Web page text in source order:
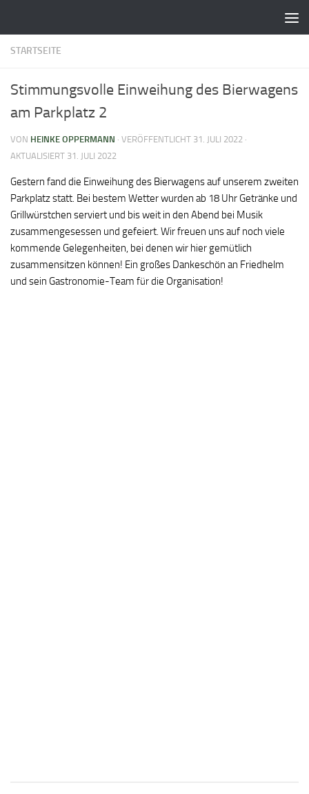
STARTSEITE
Stimmungsvolle Einweihung des Bierwagens
am Parkplatz 2
VON HEINKE OPPERMANN · VERÖFFENTLICHT 31. JULI 2022 ·
AKTUALISIERT 31. JULI 2022
Gestern fand die Einweihung des Bierwagens auf unserem zweiten
Parkplatz statt. Bei bestem Wetter wurden ab 18 Uhr Getränke und
Grillwürstchen serviert und bis weit in den Abend bei Musik
zusammengesessen und gefeiert. Wir freuen uns auf noch viele
kommende Gelegenheiten, bei denen wir hier gemütlich
zusammensitzen können! Ein großes Dankeschön an Friedhelm
und sein Gastronomie-Team für die Organisation!